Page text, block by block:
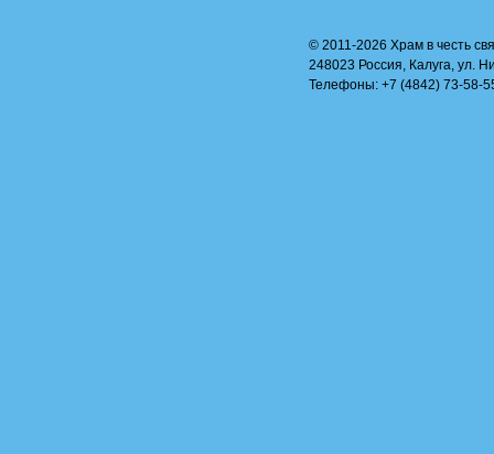
© 2011-2026 Храм в честь
248023 Россия, Калуга, ул.
Телефоны: +7 (4842) 73-58-